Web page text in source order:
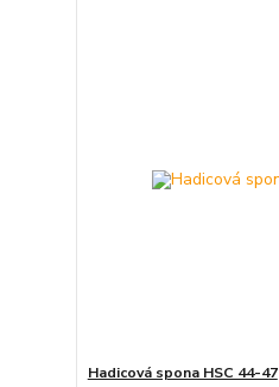
Hadicová spona HSC 44-47